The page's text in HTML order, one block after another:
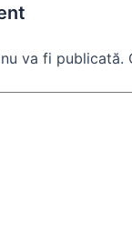
va fi publicată.